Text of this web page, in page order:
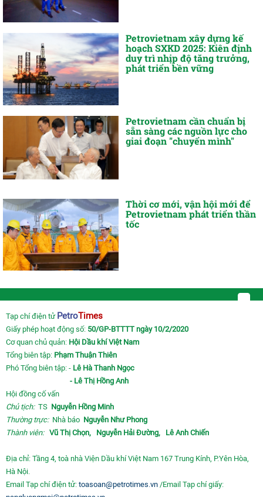
Petrovietnam xây dựng kế
hoạch SXKD 2025: Kiên định
duy trì nhịp độ tăng trưởng,
phát triển bền vững
Petrovietnam cần chuẩn bị
sẵn sàng các nguồn lực cho
giai đoạn "chuyển mình"
Thời cơ mới, vận hội mới để
Petrovietnam phát triển thần
tốc
Tạp chí điện tử PetroTimes
Giấy phép hoạt động số: 50/GP-BTTTT ngày 10/2/2020
Cơ quan chủ quản: Hội Dầu khí Việt Nam
Tổng biên tập: Phạm Thuận Thiên
Phó Tổng biên tập: - Lê Hà Thanh Ngọc
- Lê Thị Hồng Anh
Hội đồng cố vấn
Chủ tịch:TS Nguyễn Hồng Minh
Thường trực: Nhà báo Nguyễn Như Phong
Thành viên: Vũ Thị Chọn, Nguyễn Hải Đường, Lê Anh Chiến
Địa chỉ: Tầng 4, toà nhà Viện Dầu khí Việt Nam 167 Trung Kính, P.Yên Hòa,
Hà Nội.
Email Tạp chí điện tử: toasoan@petrotimes.vn /Email Tạp chí giấy: